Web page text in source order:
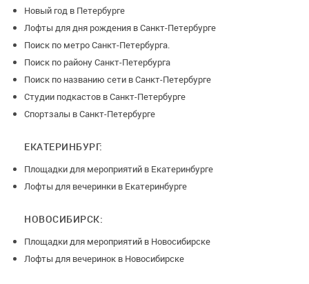
Новый год в Петербурге
Лофты для дня рождения в Санкт-Петербурге
Поиск по метро Санкт-Петербурга.
Поиск по району Санкт-Петербурга
Поиск по названию сети в Санкт-Петербурге
Студии подкастов в Санкт-Петербурге
Спортзалы в Санкт-Петербурге
ЕКАТЕРИНБУРГ:
Площадки для мероприятий в Екатеринбурге
Лофты для вечеринки в Екатеринбурге
НОВОСИБИРСК:
Площадки для мероприятий в Новосибирске
Лофты для вечеринок в Новосибирске